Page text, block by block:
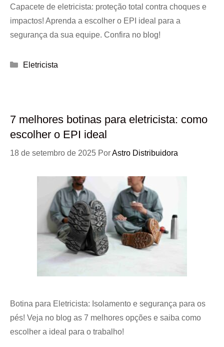
Capacete de eletricista: proteção total contra choques e
impactos! Aprenda a escolher o EPI ideal para a
segurança da sua equipe. Confira no blog!
Categorias
Eletricista
7 melhores botinas para eletricista: como
escolher o EPI ideal
18 de setembro de 2025 PorAstro Distribuidora
Botina para Eletricista: Isolamento e segurança para os
pés! Veja no blog as 7 melhores opções e saiba como
escolher a ideal para o trabalho!